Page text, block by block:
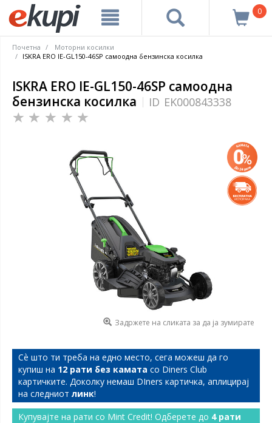
0
Почетна
Моторни косилки
ISKRA ERO IE-GL150-46SP самоодна бензинска косилка
ISKRA ERO IE-GL150-46SP самоодна
бензинска косилка
ID EK000843338
Задржете на сликата за да ја зумирате
Сѐ што ти треба на едно место, сега можеш да го
купиш на 12 рати без камата со Diners Club
картичките. Доколку немаш DIners картичка, аплицирај
на следниот линк!
Купувајте на рати со Mint Credit! Одберете до 4 рати